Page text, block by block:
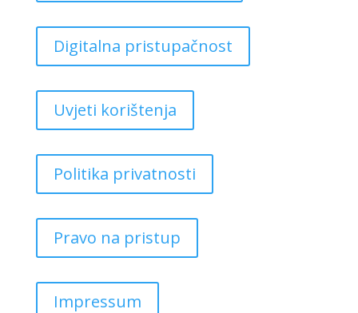
Digitalna pristupačnost
Uvjeti korištenja
Politika privatnosti
Pravo na pristup
Impressum